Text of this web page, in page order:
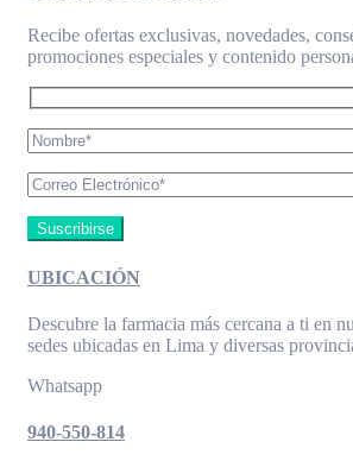
Recibe ofertas exclusivas, novedades,
promociones especiales y contenido
UBICACIÓN
Descubre la farmacia más cercana a ti en
sedes ubicadas en Lima y diversas
Whatsapp
940-550-814